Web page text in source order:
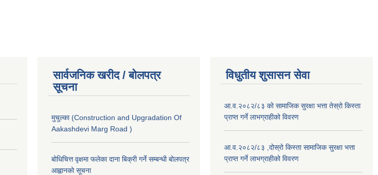
सार्वजनिक खरीद / बोलपत्र
सूचना
मुचुल्का (Construction and Upgradation Of
Aakashdevi Marg Road )
बोधिचित्त वृक्षमा फलेका दाना बिक्री गर्ने सम्बन्धी बोलपत्र
आह्वानको सूचना
विधुतीय शुसासन सेवा
आ.व.२०८२/८३ को सामाजिक सुरक्षा भत्ता तेस्रो किस्ता
प्राप्त गर्ने लाभग्राहीको विवरण
आ.व.२०८२/८३ ,दोस्रो किस्ता सामाजिक सुरक्षा भत्ता
प्राप्त गर्ने लाभग्राहीको विवरण